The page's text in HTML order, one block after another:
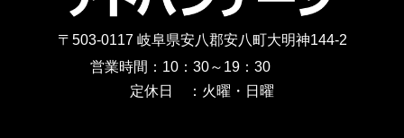
〒503-0117 岐阜県安八郡安八町大明神144-2
営業時間：10：30～19：30
定休日 ：火曜・日曜